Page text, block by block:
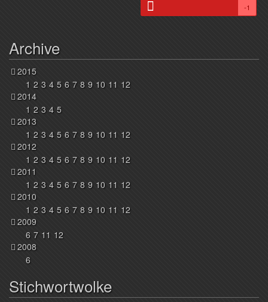
-1
Archive
2015
1 2 3 4 5 6 7 8 9 10 11 12
2014
1 2 3 4 5
2013
1 2 3 4 5 6 7 8 9 10 11 12
2012
1 2 3 4 5 6 7 8 9 10 11 12
2011
1 2 3 4 5 6 7 8 9 10 11 12
2010
1 2 3 4 5 6 7 8 9 10 11 12
2009
6 7 11 12
2008
6
Stichwortwolke